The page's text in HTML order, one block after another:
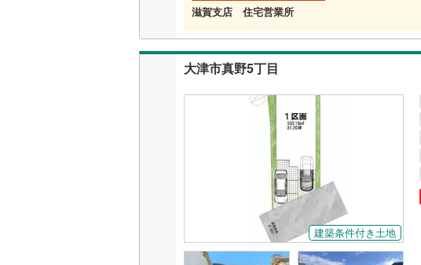
滋賀支店 住宅営業所
大津市真野5丁目
建築条件付き土地